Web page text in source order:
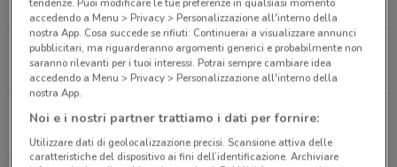
75 m
APERTO
Via Giusto Muratti, 68 Udine
342 m
APERTO
Via Cesare Battisti n.9 Udine
523 m
APERTO
accedendo a Menu > Privacy > Personalizzazione all'interno della
nostra App. Cosa succede se rifiuti: Continuerai a visualizzare annunci
pubblicitari, ma riguarderanno argomenti generici e probabilmente non
saranno rilevanti per i tuoi interessi. Potrai sempre cambiare idea
accedendo a Menu > Privacy > Personalizzazione all'interno della
nostra App.
Noi e i nostri partner trattiamo i dati per fornire:
Utilizzare dati di geolocalizzazione precisi. Scansione attiva delle
caratteristiche del dispositivo ai fini dell’identificazione. Archiviare